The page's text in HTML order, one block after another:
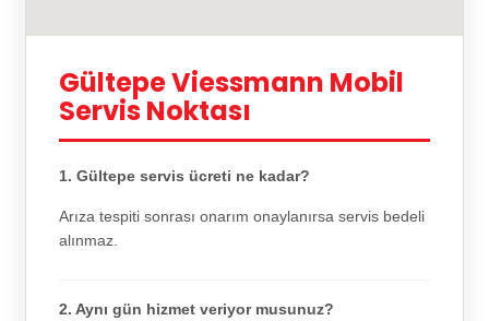
Gültepe Viessmann Mobil
Servis Noktası
1. Gültepe servis ücreti ne kadar?
Arıza tespiti sonrası onarım onaylanırsa servis bedeli
alınmaz.
2. Aynı gün hizmet veriyor musunuz?